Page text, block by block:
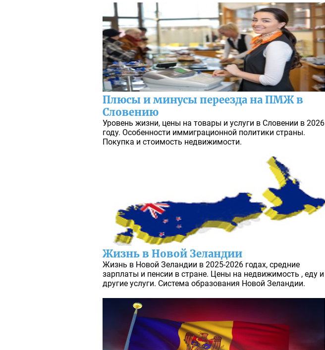
Плюсы и минусы переезда на ПМЖ в
Словению
Уровень жизни, цены на товары и услуги в Словении в 2026
году. Особенности иммиграционной политики страны.
Покупка и стоимость недвижимости.
Жизнь в Новой Зеландии
Жизнь в Новой Зеландии в 2025-2026 годах, средние
зарплаты и пенсии в стране. Цены на недвижимость , еду и
другие услуги. Система образования Новой Зеландии.